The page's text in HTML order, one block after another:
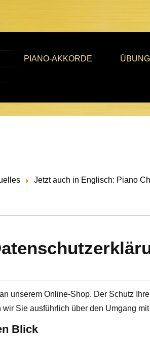
PIANO-AKKORDE
Jetzt auch in Englisch: Piano
unserem Online-Shop. Der Schutz
Sie ausführlich über den Umgang
Blick